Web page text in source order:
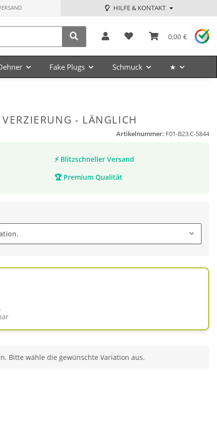
HILFE & KONTAKT
0,00 €
Fake Plugs Schmuck ★
- LÄNGLICH
Artikelnummer: F01-B23.C-5844
⚡ Blitzschneller Versand
🏆 Premium Qualität
Bitte wähle die gewünschte Variation aus.